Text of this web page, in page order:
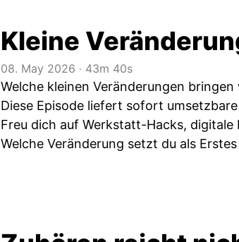
Kleine
08. May 2026 ‧ 43m 40s
Welche kleinen Veränderungen
Diese Episode liefert sofort
Freu dich auf Werkstatt-Hacks, digitale
Welche Veränderung setzt du als Erstes